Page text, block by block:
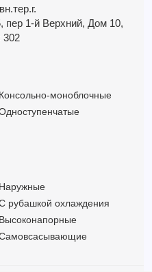
вн.тер.г.
пер 1-й Верхний, Дом 10,
302
Консольно-моноблочные
Наружные
рубашкой охлаждения
Высоконапорные